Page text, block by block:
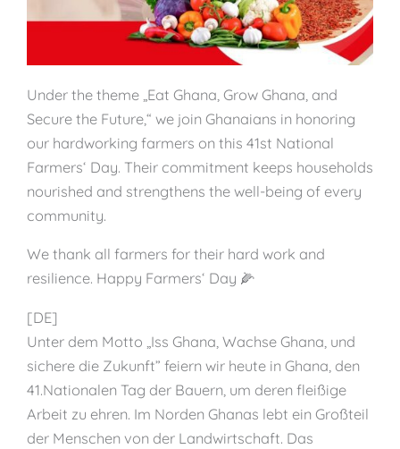
Under the theme „Eat Ghana, Grow Ghana, and
Secure the Future,“ we join Ghanaians in honoring
our hardworking farmers on this 41st National
Farmers‘ Day. Their commitment keeps households
nourished and strengthens the well-being of every
community.
We thank all farmers for their hard work and
resilience. Happy Farmers‘ Day 🌽
[DE]
Unter dem Motto „Iss Ghana, Wachse Ghana, und
sichere die Zukunft” feiern wir heute in Ghana, den
41.Nationalen Tag der Bauern, um deren fleißige
Arbeit zu ehren. Im Norden Ghanas lebt ein Großteil
der Menschen von der Landwirtschaft. Das